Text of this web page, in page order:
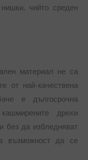
чийто среден
материал не са
от най-качествена
е дългосрочна
дрехи
без да избледняват
възможност да се